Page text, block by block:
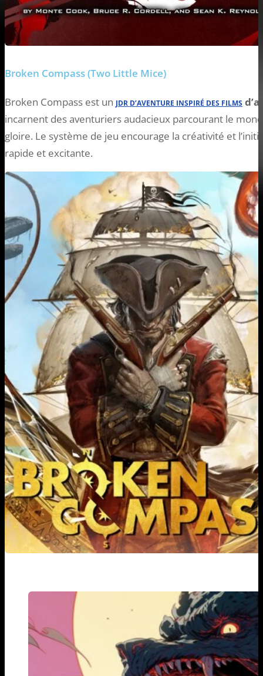
Broken Compass (Two Little Mice)
Broken Compass est un JDR D’AVENTURE INSPIRÉ DES FILMS
incarnent des aventuriers audacieux parcourant le
gloire. Le système de jeu encourage la créativité et
rapide et excitante.